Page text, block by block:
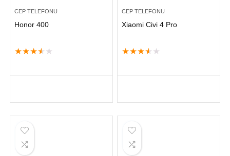
CEP TELEFONU
Honor 400
★★★★ ★
CEP TELEFONU
Xiaomi Civi 4 Pro
★★★★ ★